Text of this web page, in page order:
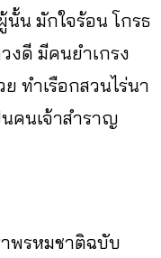
น มักใจร้อน โกรธ
งดี มีคนยำเกรง
ทำเรือกสวนไร่นา
คนเจ้าสำราญ
พรหมชาติฉบับ